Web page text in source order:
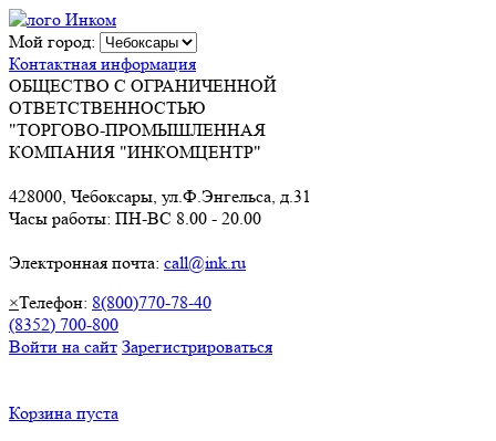
Мой город:
Контактная информация
ОБЩЕСТВО С ОГРАНИЧЕННОЙ
ОТВЕТСТВЕННОСТЬЮ
"ТОРГОВО-ПРОМЫШЛЕННАЯ
КОМПАНИЯ "ИНКОМЦЕНТР"
428000, Чебоксары, ул.Ф.Энгельса, д.31
Часы работы: ПН-ВС 8.00 - 20.00
Электронная почта: call@ink.ru
×Телефон: 8(800)770-78-40
(8352) 700-800
Войти на сайт Зарегистрироваться
Корзина пуста